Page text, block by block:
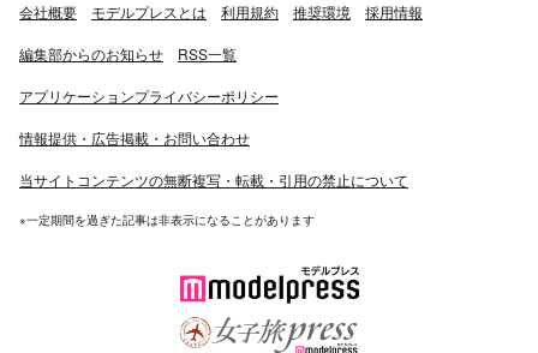
会社概要 モデルプレスとは 利用規約 推奨環境 採用情報
編集部からのお知らせ RSS一覧
アプリケーションプライバシーポリシー
情報提供・広告掲載・お問い合わせ
当サイトコンテンツの無断複写・転載・引用の禁止について
※一定期間を過ぎた記事は非表示になることがあります